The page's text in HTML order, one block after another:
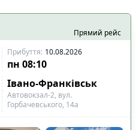
Прямий рейс
Прибуття: 10.08.2026
пн 08:10
Івано-Франківськ
Автовокзал-2, вул.
Горбачевського, 14а